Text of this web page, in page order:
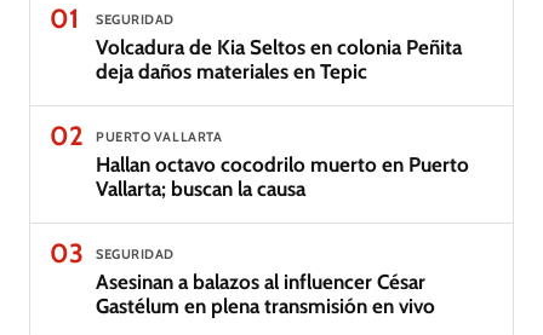
01
SEGURIDAD
Volcadura de Kia Seltos en colonia Peñita
deja daños materiales en Tepic
02 PUERTO VALLARTA
Hallan octavo cocodrilo muerto en Puerto
Vallarta; buscan la causa
03 SEGURIDAD
Asesinan a balazos al influencer César
Gastélum en plena transmisión en vivo